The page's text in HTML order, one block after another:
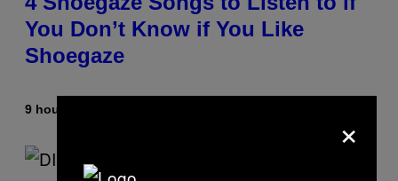
You Don’t Know if You Like
Shoegaze
9 hours ago ×